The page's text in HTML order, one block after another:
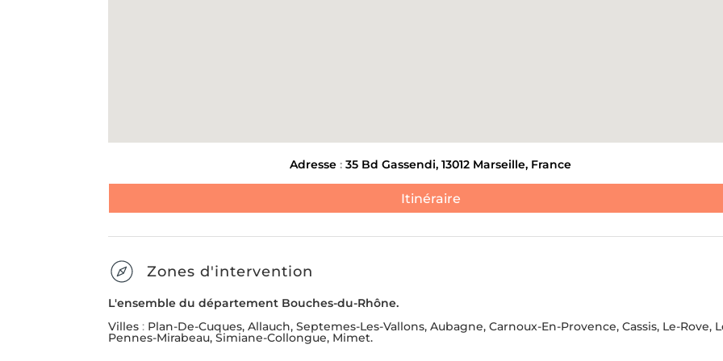
Adresse :35 Bd Gassendi, 13012 Marseille, France
Itinéraire
Zones d'intervention
L'ensemble du département Bouches-du-Rhône.
Villes : Plan-De-Cuques, Allauch, Septemes-Les-Vallons, Aubagne, Carnoux-En-Provence, Cassis, Le-Rove,
Pennes-Mirabeau, Simiane-Collongue, Mimet.